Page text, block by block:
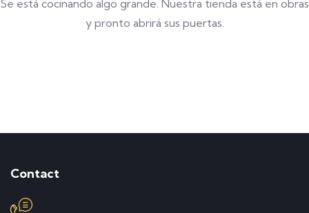
Se está cocinando algo grande. Nuestra tienda está en obras
y pronto abrirá sus puertas.
Contact